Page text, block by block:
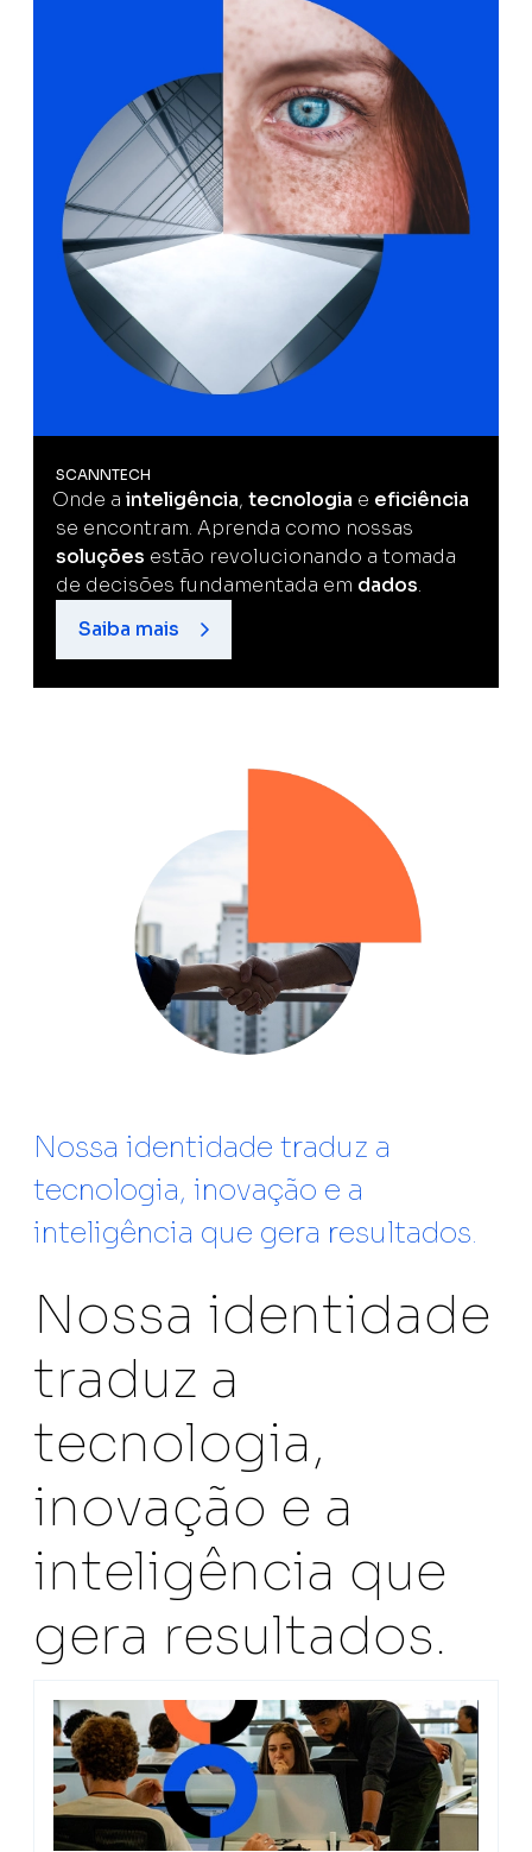
SCANNTECH
Onde a inteligência, tecnologia e eficiência
se encontram. Aprenda como nossas
soluções estão revolucionando a tomada
de decisões fundamentada em dados.
Saiba mais
Nossa identidade traduz a
tecnologia, inovação e a
inteligência que gera resultados.
Nossa identidade
traduz a
tecnologia,
inovação e a
inteligência que
gera resultados.